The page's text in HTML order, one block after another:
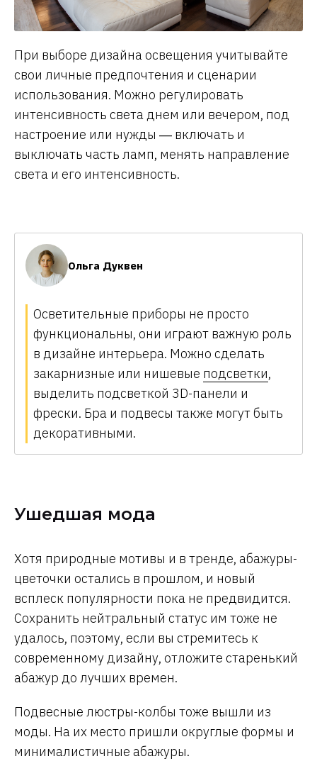
При выборе дизайна освещения учитывайте
свои личные предпочтения и сценарии
использования. Можно регулировать
интенсивность света днем или вечером, под
настроение или нужды ― включать и
выключать часть ламп, менять направление
света и его интенсивность.
Ольга Дуквен
Осветительные приборы не просто
функциональны, они играют важную роль
в дизайне интерьера. Можно сделать
закарнизные или нишевые подсветки,
выделить подсветкой 3D-панели и
фрески. Бра и подвесы также могут быть
декоративными.
Ушедшая мода
Хотя природные мотивы и в тренде, абажуры-
цветочки остались в прошлом, и новый
всплеск популярности пока не предвидится.
Сохранить нейтральный статус им тоже не
удалось, поэтому, если вы стремитесь к
современному дизайну, отложите старенький
абажур до лучших времен.
Подвесные люстры-колбы тоже вышли из
моды. На их место пришли округлые формы и
минималистичные абажуры.